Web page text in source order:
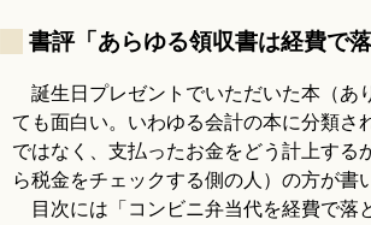
書評「あらゆる領収書は経費で落
誕生日プレゼントでいただいた本（あ
ても面白い。いわゆる会計の本に分類さ
ではなく、支払ったお金をどう計上す
ら税金をチェックする側の人）の方が書
目次には「コンビニ弁当代を経費で落